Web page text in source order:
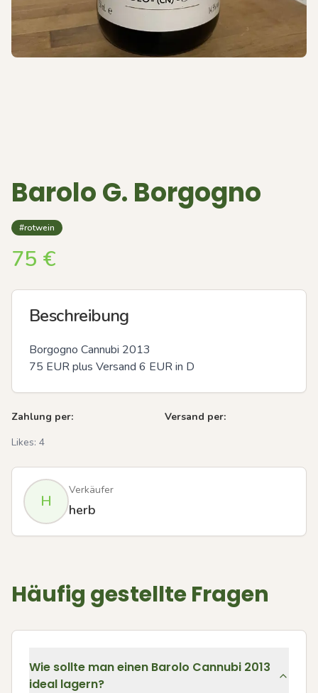
Barolo G. Borgogno
#rotwein
75 €
Beschreibung
Borgogno Cannubi 2013
75 EUR plus Versand 6 EUR in D
Zahlung per:
Versand per:
Likes: 4
H
Verkäufer
herb
Häufig gestellte Fragen
Wie sollte man einen Barolo Cannubi 2013
ideal lagern?